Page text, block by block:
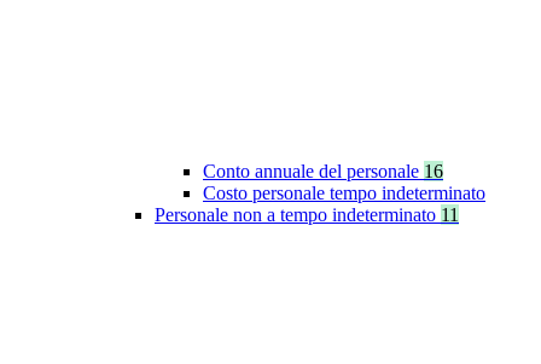
Conto annuale del personale 16
Costo personale tempo indeterminato
Personale non a tempo indeterminato 11